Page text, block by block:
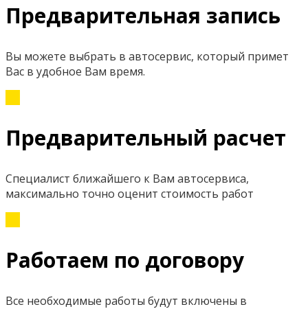
Предварительная запись
Вы можете выбрать в автосервис, который примет
Вас в удобное Вам время.
Предварительный расчет
Специалист ближайшего к Вам автосервиса,
максимально точно оценит стоимость работ
Работаем по договору
Все необходимые работы будут включены в